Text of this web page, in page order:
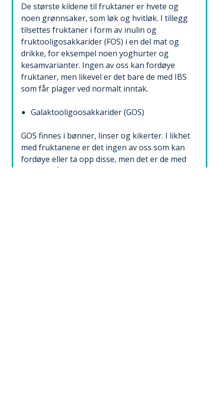
De største kildene til fruktaner er hvete og
noen grønnsaker, som løk og hvitløk. I tillegg
tilsettes fruktaner i form av inulin og
fruktooligosakkarider (FOS) i en del mat og
drikke, for eksempel noen yoghurter og
kesamvarianter. Ingen av oss kan fordøye
fruktaner, men likevel er det bare de med IBS
som får plager ved normalt inntak.
Galaktooligoosakkarider (GOS)
GOS finnes i bønner, linser og kikerter. I likhet
med fruktanene er det ingen av oss som kan
fordøye eller ta opp disse, men det er de med
IBS som får plager ved normalt inntak.